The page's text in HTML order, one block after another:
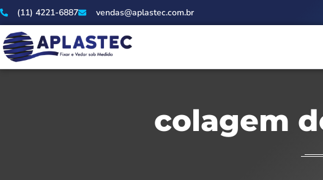
(11) 4221-6887 vendas@aplastec.com.br
colagem